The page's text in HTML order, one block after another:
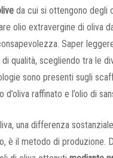
da cui si ottengono degli
olio extravergine di oliva
Saper
qualità, scegliendo tra le
sono presenti sugli
raffinato e l’olio di
una differenza
il metodo di produzione.